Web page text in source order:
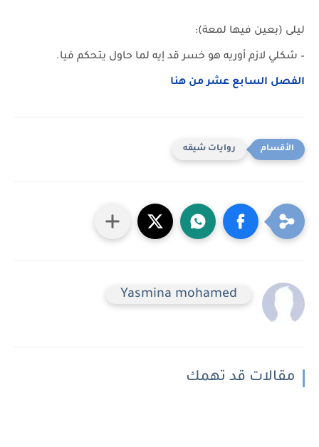
ليلى (بعين فيها لمعة):
– شكلي لازم أوريه هو خسر قد إيه لما حاول يتحكم فيا.
الفصل السابع عشر من هنا
روايات شيقه
Yasmina mohamed
مقالات قد تهمك